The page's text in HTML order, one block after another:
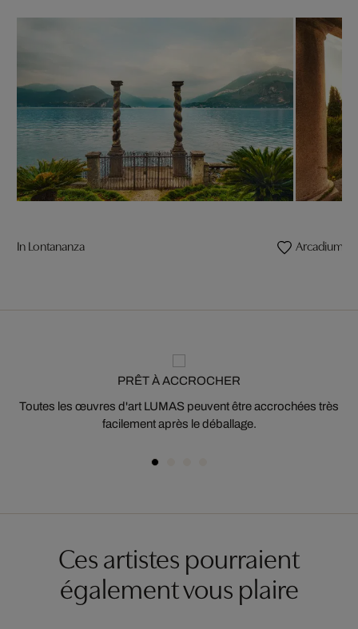
In Lontananza Arcadium
PRÊT À ACCROCHER
Toutes les œuvres d'art LUMAS peuvent être accrochées très
facilement après le déballage.
Ces artistes pourraient
également vous plaire